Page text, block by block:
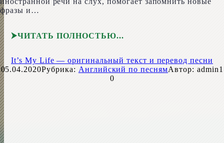
фразы и…
ЧИТАТЬ ПОЛНОСТЬЮ
It’s My Life — оригинальный текст и перевод песни
05.04.2020Рубрика: Английский по песнямАвтор: admin1
0